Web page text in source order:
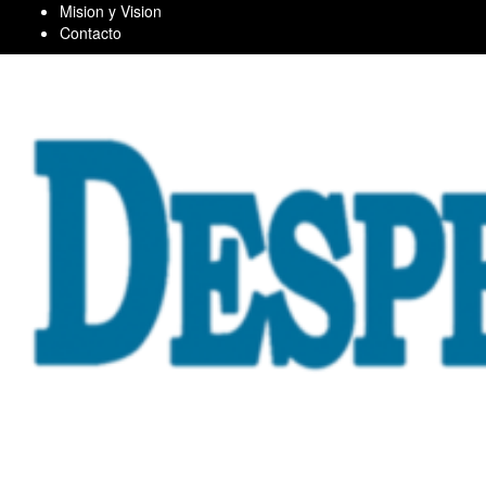
content
Mision y Vision
Contacto